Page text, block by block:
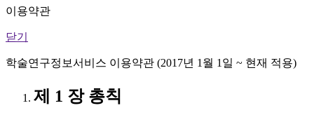
이용약관
닫기
학술연구정보서비스 이용약관 (2017년 1월 1일 ~ 현재 적용)
제 1 장 총칙